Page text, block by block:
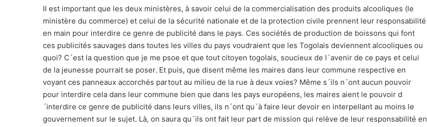
Il est important que les deux ministères, à savoir celui de la commercialisation des produits alcooliques (le
ministère du commerce) et celui de la sécurité nationale et de la protection civile prennent leur responsabilité
en main pour interdire ce genre de publicité dans le pays. Ces sociétés de production de boissons qui font
ces publicités sauvages dans toutes les villes du pays voudraient que les Togolais deviennent alcooliques ou
quoi? C´est la question que je me psoe et que tout citoyen togolais, soucieux de l´avenir de ce pays et celui
de la jeunesse pourrait se poser. Et puis, que disent même les maires dans leur commune respective en
voyant ces panneaux accorchés partout au milieu de la rue à deux voies? Même s´ils n´ont aucun pouvoir
pour interdire cela dans leur commune bien que dans les pays européens, les maires aient le pouvoir d
´interdire ce genre de publicité dans leurs villes, ils n´ont qu´à faire leur devoir en interpellant au moins le
gouvernement sur le sujet. Là, on saura qu´ils ont fait leur part de mission qui relève de leur responsabilité en